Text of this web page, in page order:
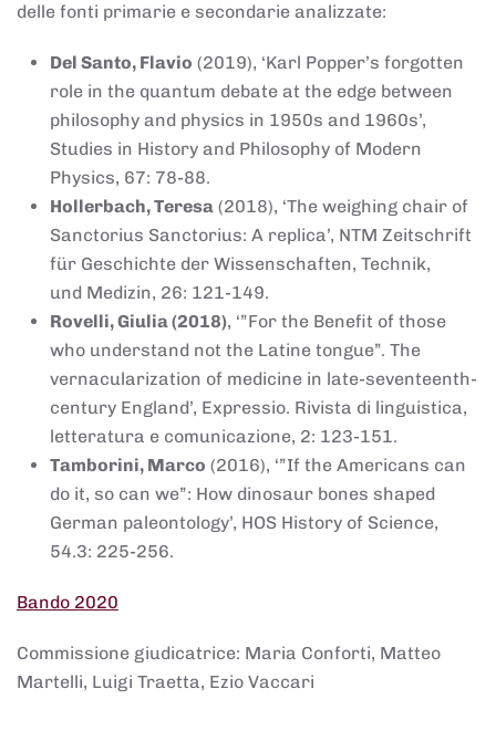
delle fonti primarie e secondarie analizzate:
Del Santo, Flavio (2019), ‘Karl Popper’s forgotten
role in the quantum debate at the edge between
philosophy and physics in 1950s and 1960s’,
Studies in History and Philosophy of Modern
Physics, 67: 78-88.
Hollerbach, Teresa (2018), ‘The weighing chair of
Sanctorius Sanctorius: A replica’, NTM Zeitschrift
für Geschichte der Wissenschaften, Technik,
und Medizin, 26: 121-149.
Rovelli, Giulia (2018), ‘”For the Benefit of those
who understand not the Latine tongue”. The
vernacularization of medicine in late-seventeenth-
century England’, Expressio. Rivista di linguistica,
letteratura e comunicazione, 2: 123-151.
Tamborini, Marco (2016), ‘”If the Americans can
do it, so can we”: How dinosaur bones shaped
German paleontology’, HOS History of Science,
54.3: 225-256.
Bando 2020
Commissione giudicatrice: Maria Conforti, Matteo
Martelli, Luigi Traetta, Ezio Vaccari